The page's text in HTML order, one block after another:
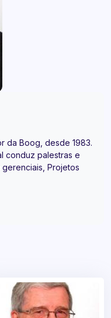
da Boog, desde 1983.
conduz palestras e
Projetos